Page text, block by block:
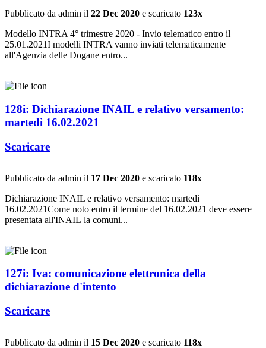
Pubblicato da admin il 22 Dec 2020 e scaricato 123x
Modello INTRA 4° trimestre 2020 - Invio telematico entro il
25.01.2021I modelli INTRA vanno inviati telematicamente
all'Agenzia delle Dogane entro...
128i: Dichiarazione INAIL e relativo versamento:
martedì 16.02.2021
Scaricare
Pubblicato da admin il 17 Dec 2020 e scaricato 118x
Dichiarazione INAIL e relativo versamento: martedì
16.02.2021Come noto entro il termine del 16.02.2021 deve essere
presentata all'INAIL la comuni...
127i: Iva: comunicazione elettronica della
dichiarazione d'intento
Scaricare
Pubblicato da admin il 15 Dec 2020 e scaricato 118x